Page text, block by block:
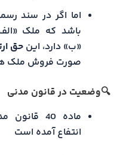
اما اگر در سند
باشد که ملک
«ب» دارد، اینحق
صورت فروش ملک
🔍وضعیت در قانون مدنی
ماده 40
انتفاع آمده است